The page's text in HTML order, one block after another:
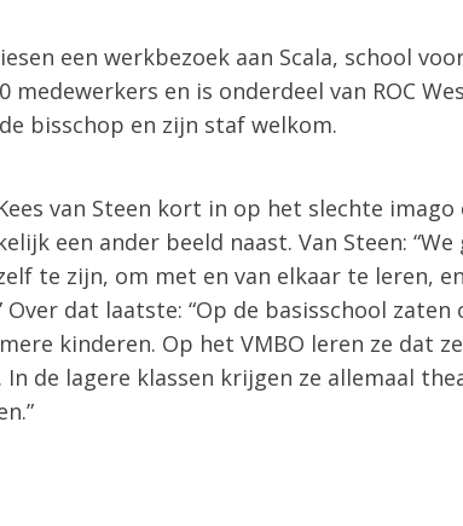
een werkbezoek aan Scala, school
en is onderdeel van ROC
bisschop en zijn staf welkom.
van Steen kort in op het slechte imago
een ander beeld naast. Van Steen: “We
te zijn, om met en van elkaar te leren,
dat laatste: “Op de basisschool zaten
kinderen. Op het VMBO leren ze dat
de lagere klassen krijgen ze allemaal